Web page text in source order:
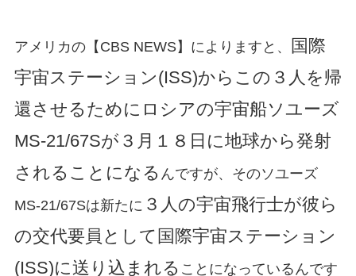
アメリカの【CBS NEWS】によりますと、
国際
宇宙ステーション(ISS)からこの３人を帰
還させるためにロシアの宇宙船ソユーズ
MS-21/67Sが３月１８日に地球から発射
されることになる んですが、そのソユーズ
MS-21/67Sは新たに ３人の宇宙飛行士が彼ら
の交代要員として国際宇宙ステーション
(ISS)に送り込まれる ことになっているんです